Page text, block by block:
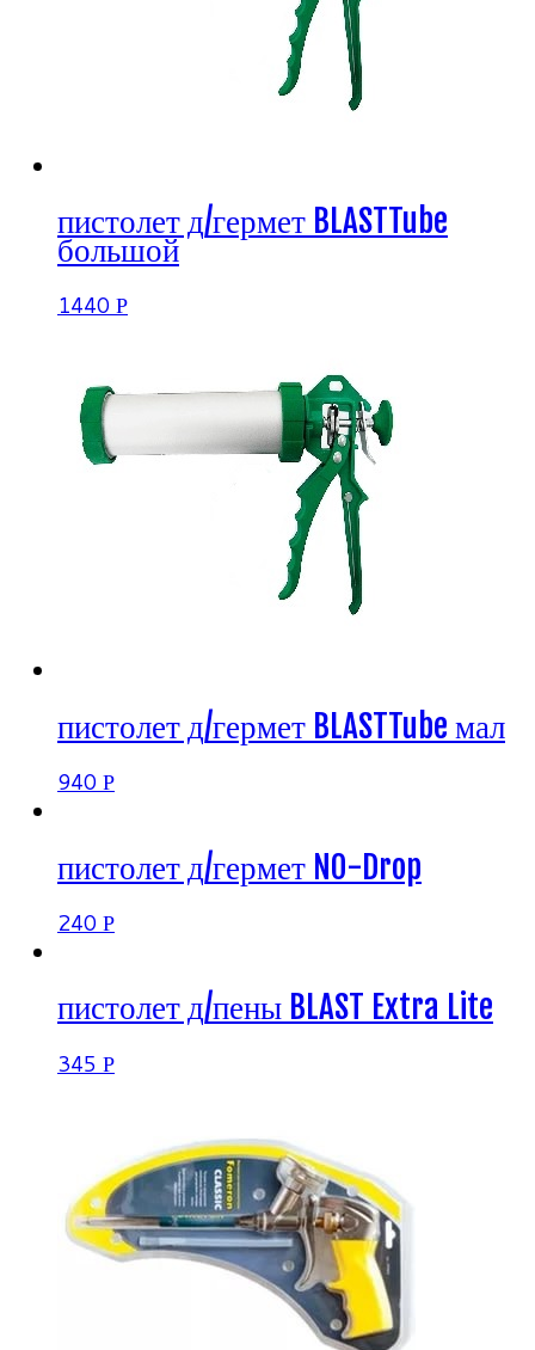
пистолет д/гермет BLASTTube
большой
1440 Р
пистолет д/гермет BLASTTube мал
940 Р
пистолет д/гермет NO-Drop
240 Р
пистолет д/пены BLAST Extra Lite
345 Р